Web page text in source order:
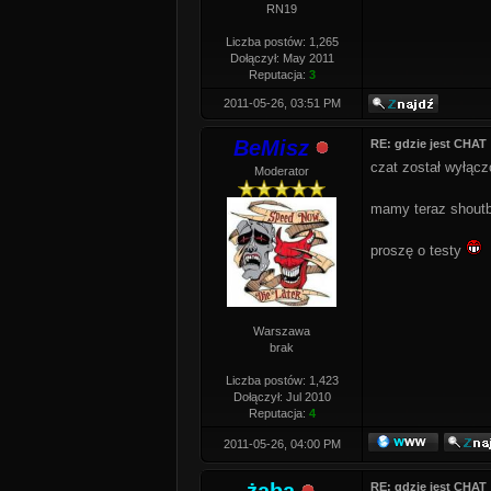
RN19
Liczba postów: 1,265
Dołączył: May 2011
Reputacja: 3
2011-05-26, 03:51 PM
BeMisz
Moderator
Warszawa
brak
Liczba postów: 1,423
Dołączył: Jul 2010
Reputacja: 4
RE: gdzie jest CHAT
czat został
mamy teraz
proszę o testy
2011-05-26, 04:00 PM
RE: gdzie jest CHAT